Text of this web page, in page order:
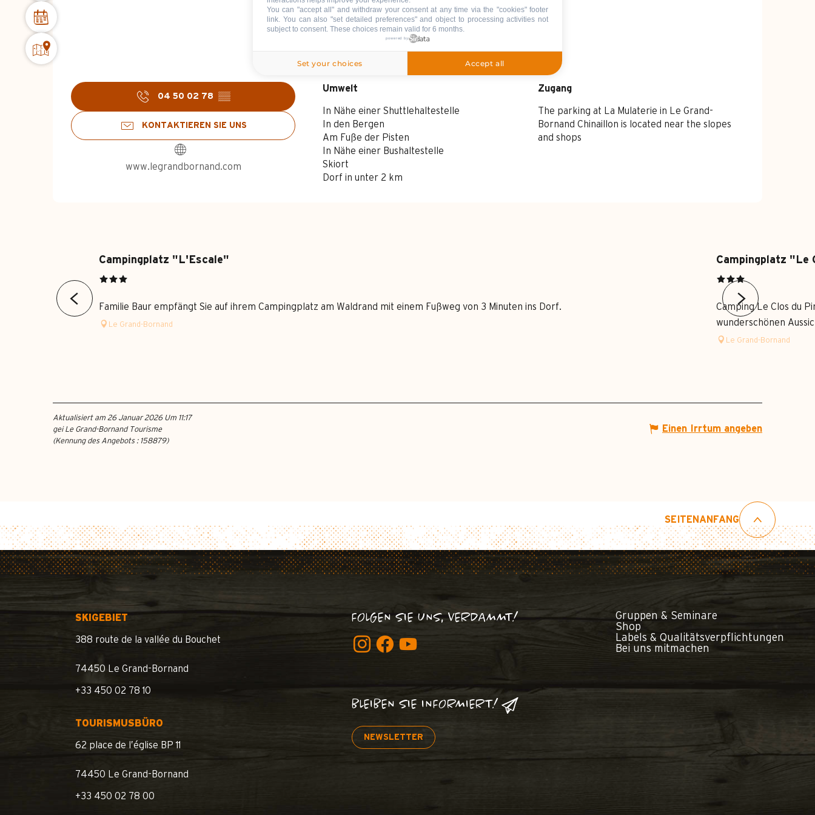
04 50 02 78 ▒▒
KONTAKTIEREN SIE UNS
www.legrandbornand.com
Umwelt
Umwelt
In Nähe einer Shuttlehaltestelle
In den Bergen
Am Fuße der Pisten
In Nähe einer Bushaltestelle
Skiort
Dorf in unter 2 km
Zugang
Zugang
The parking at La Mulaterie in Le Grand-
Bornand Chinaillon is located near the slopes
and shops
Campingplatz "L'Escale"
Familie Baur empfängt Sie auf ihrem Campingplatz am Waldrand mit einem Fußweg von 3 Minuten ins Dorf.
Le Grand-Bornand
Campingplatz "Le
Camping Le Clos du
wunderschönen
Le Grand-Bornand
Aktualisiert am 26 Januar 2026 Um 11:17
gei Le Grand-Bornand Tourisme
(Kennung des Angebots : 158879)
Einen Irrtum angeben
SEITENANFANG
SKIGEBIET
388 route de la vallée du Bouchet
74450 Le Grand-Bornand
+33 450 02 78 10
TOURISMUSBÜRO
62 place de l’église BP 11
74450 Le Grand-Bornand
+33 450 02 78 00
FOLGEN SIE UNS, VERDAMMT!
BLEIBEN SIE INFORMIERT!
NEWSLETTER
Gruppen & Seminare
Shop
Labels & Qualitätsverpflichtungen
Bei uns mitmachen
You can "accept all" and withdraw your consent at any time via the "cookies" footer
link . You can also "set detailed preferences" and object to processing activities not
subject to consent. These choices remain valid for 6 months.
powered by
Set your choices Accept all